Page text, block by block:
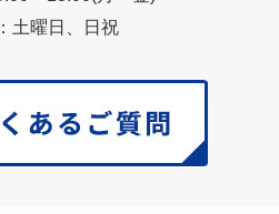
土曜日、日祝